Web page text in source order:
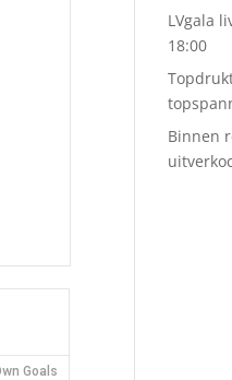
Goals
LVgala
18:00
Binnen